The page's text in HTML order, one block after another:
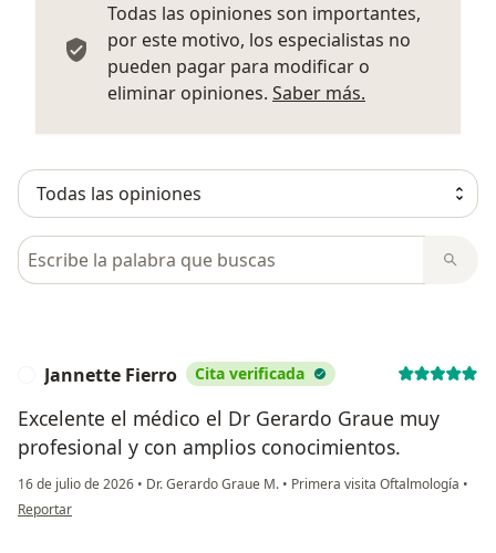
Todas las opiniones son importantes,
por este motivo, los especialistas no
pueden pagar para modificar o
eliminar opiniones. Saber más.
Busca en opiniones
Jannette Fierro Cita verificada
Excelente el médico el Dr Gerardo Graue muy
profesional y con amplios conocimientos.
16 de julio de 2026 • Dr. Gerardo Graue M. • Primera visita Oftalmología •
en opinión del usuario Jannette Fierro
Reportar